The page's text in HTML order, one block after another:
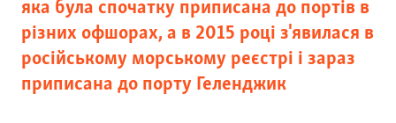
яка була спочатку приписана до портів в
різних офшорах, а в 2015 році з'явилася в
російському морському реєстрі і зараз
приписана до порту Геленджик